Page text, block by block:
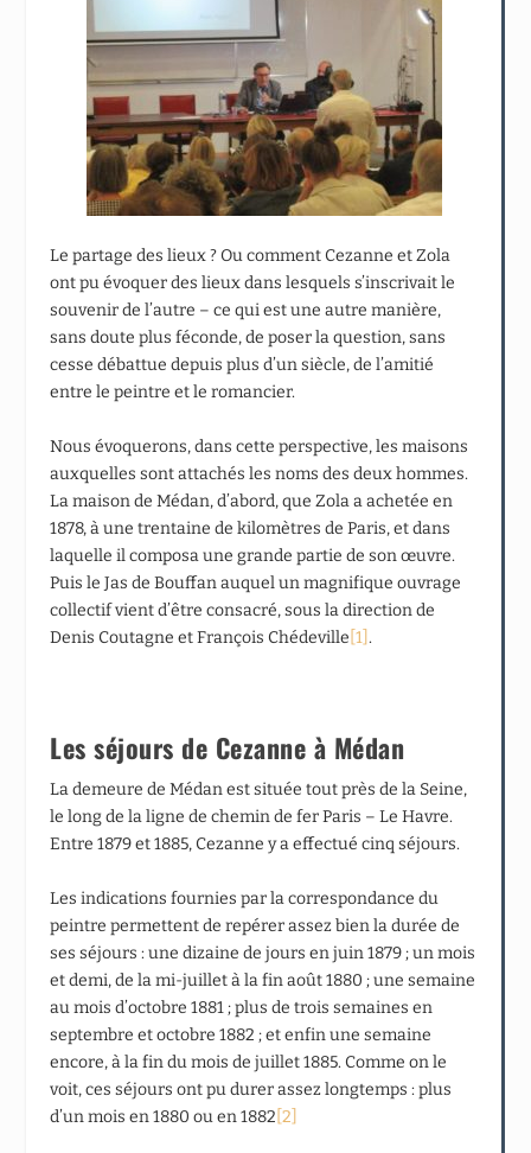
Le partage des lieux ? Ou comment Cezanne et Zola
ont pu évoquer des lieux dans lesquels s’inscrivait le
souvenir de l’autre – ce qui est une autre manière,
sans doute plus féconde, de poser la question, sans
cesse débattue depuis plus d’un siècle, de l’amitié
entre le peintre et le romancier.
Nous évoquerons, dans cette perspective, les maisons
auxquelles sont attachés les noms des deux hommes.
La maison de Médan, d’abord, que Zola a achetée en
1878, à une trentaine de kilomètres de Paris, et dans
laquelle il composa une grande partie de son œuvre.
Puis le Jas de Bouffan auquel un magnifique ouvrage
collectif vient d’être consacré, sous la direction de
Denis Coutagne et François Chédeville [1].
Les séjours de Cezanne à Médan
La demeure de Médan est située tout près de la Seine,
le long de la ligne de chemin de fer Paris – Le Havre.
Entre 1879 et 1885, Cezanne y a effectué cinq séjours.
Les indications fournies par la correspondance du
peintre permettent de repérer assez bien la durée de
ses séjours : une dizaine de jours en juin 1879 ; un mois
et demi, de la mi-juillet à la fin août 1880 ; une semaine
au mois d’octobre 1881 ; plus de trois semaines en
septembre et octobre 1882 ; et enfin une semaine
encore, à la fin du mois de juillet 1885. Comme on le
voit, ces séjours ont pu durer assez longtemps : plus
d’un mois en 1880 ou en 1882 [2]